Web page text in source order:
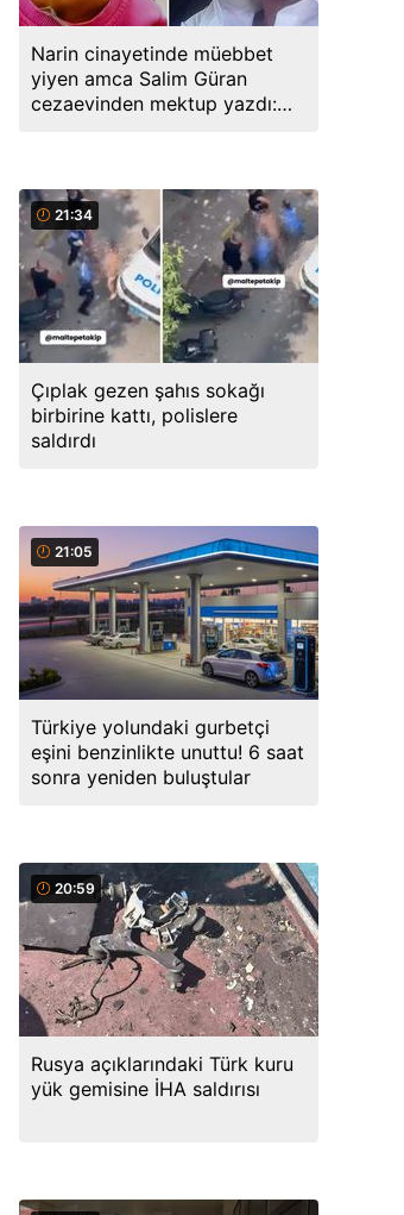
Narin cinayetinde müebbet
yiyen amca Salim Güran
cezaevinden mektup yazdı:
21:34
Çıplak gezen şahıs sokağı
birbirine kattı, polislere
saldırdı
21:05
Türkiye yolundaki gurbetçi
eşini benzinlikte unuttu! 6 saat
sonra yeniden buluştular
20:59
Rusya açıklarındaki Türk kuru
yük gemisine İHA saldırısı